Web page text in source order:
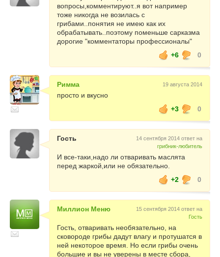
вопросы,комментируют..я вот например
тоже никогда не возилась с
грибами..понятия не имею как их
обрабатывать..поэтому поменьше сарказма
дорогие "комментаторы профессионалы"
+6
0
Римма 19 августа 2014
просто и вкусно
+3
0
Гость
14 сентября 2014 ответ на
грибник-любитель
И все-таки,надо ли отваривать маслята
перед жаркой,или не обязательно.
+2
0
Миллион Меню
15 сентября 2014 ответ на
Гость
Гость, отваривать необязательно, на
сковороде грибы дадут влагу и протушатся в
ней некоторое время. Но если грибы очень
большие и вы не уверены в месте сбора,